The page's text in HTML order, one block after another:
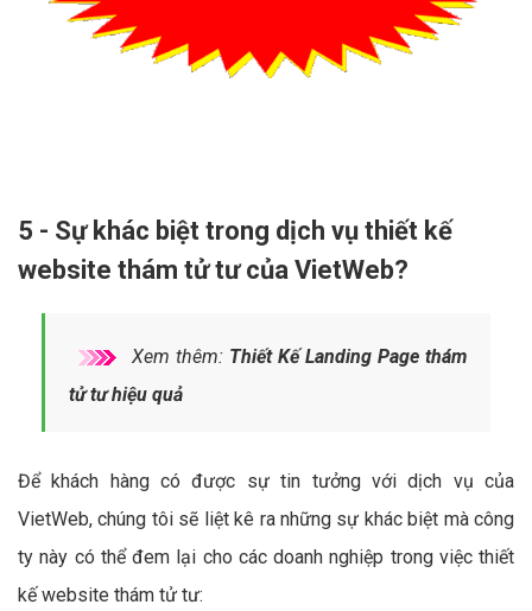
5 - Sự khác biệt trong dịch vụ thiết kế
website thám tử tư của VietWeb?
Xem thêm: Thiết Kế Landing Page thám
tử tư hiệu quả
Để khách hàng có được sự tin tưởng với dịch vụ của
VietWeb, chúng tôi sẽ liệt kê ra những sự khác biệt mà công
ty này có thể đem lại cho các doanh nghiệp trong việc thiết
kế website thám tử tư: